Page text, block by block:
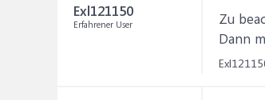
Exl121150
Erfahrener User
Zu
Dann